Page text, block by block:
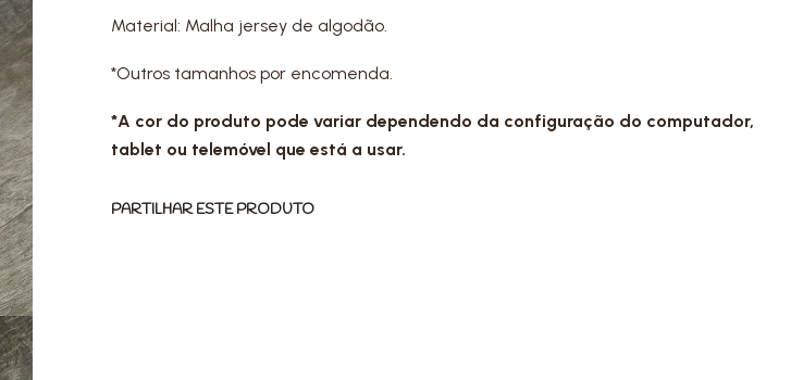
Material: Malha jersey de algodão.
*Outros tamanhos por encomenda.
*A cor do produto pode variar dependendo da configuração do computador,
tablet ou telemóvel que está a usar.
PARTILHAR ESTE PRODUTO